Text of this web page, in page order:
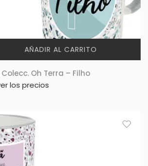
AÑADIR AL CARRITO
Oh Terra – Filho
los precios